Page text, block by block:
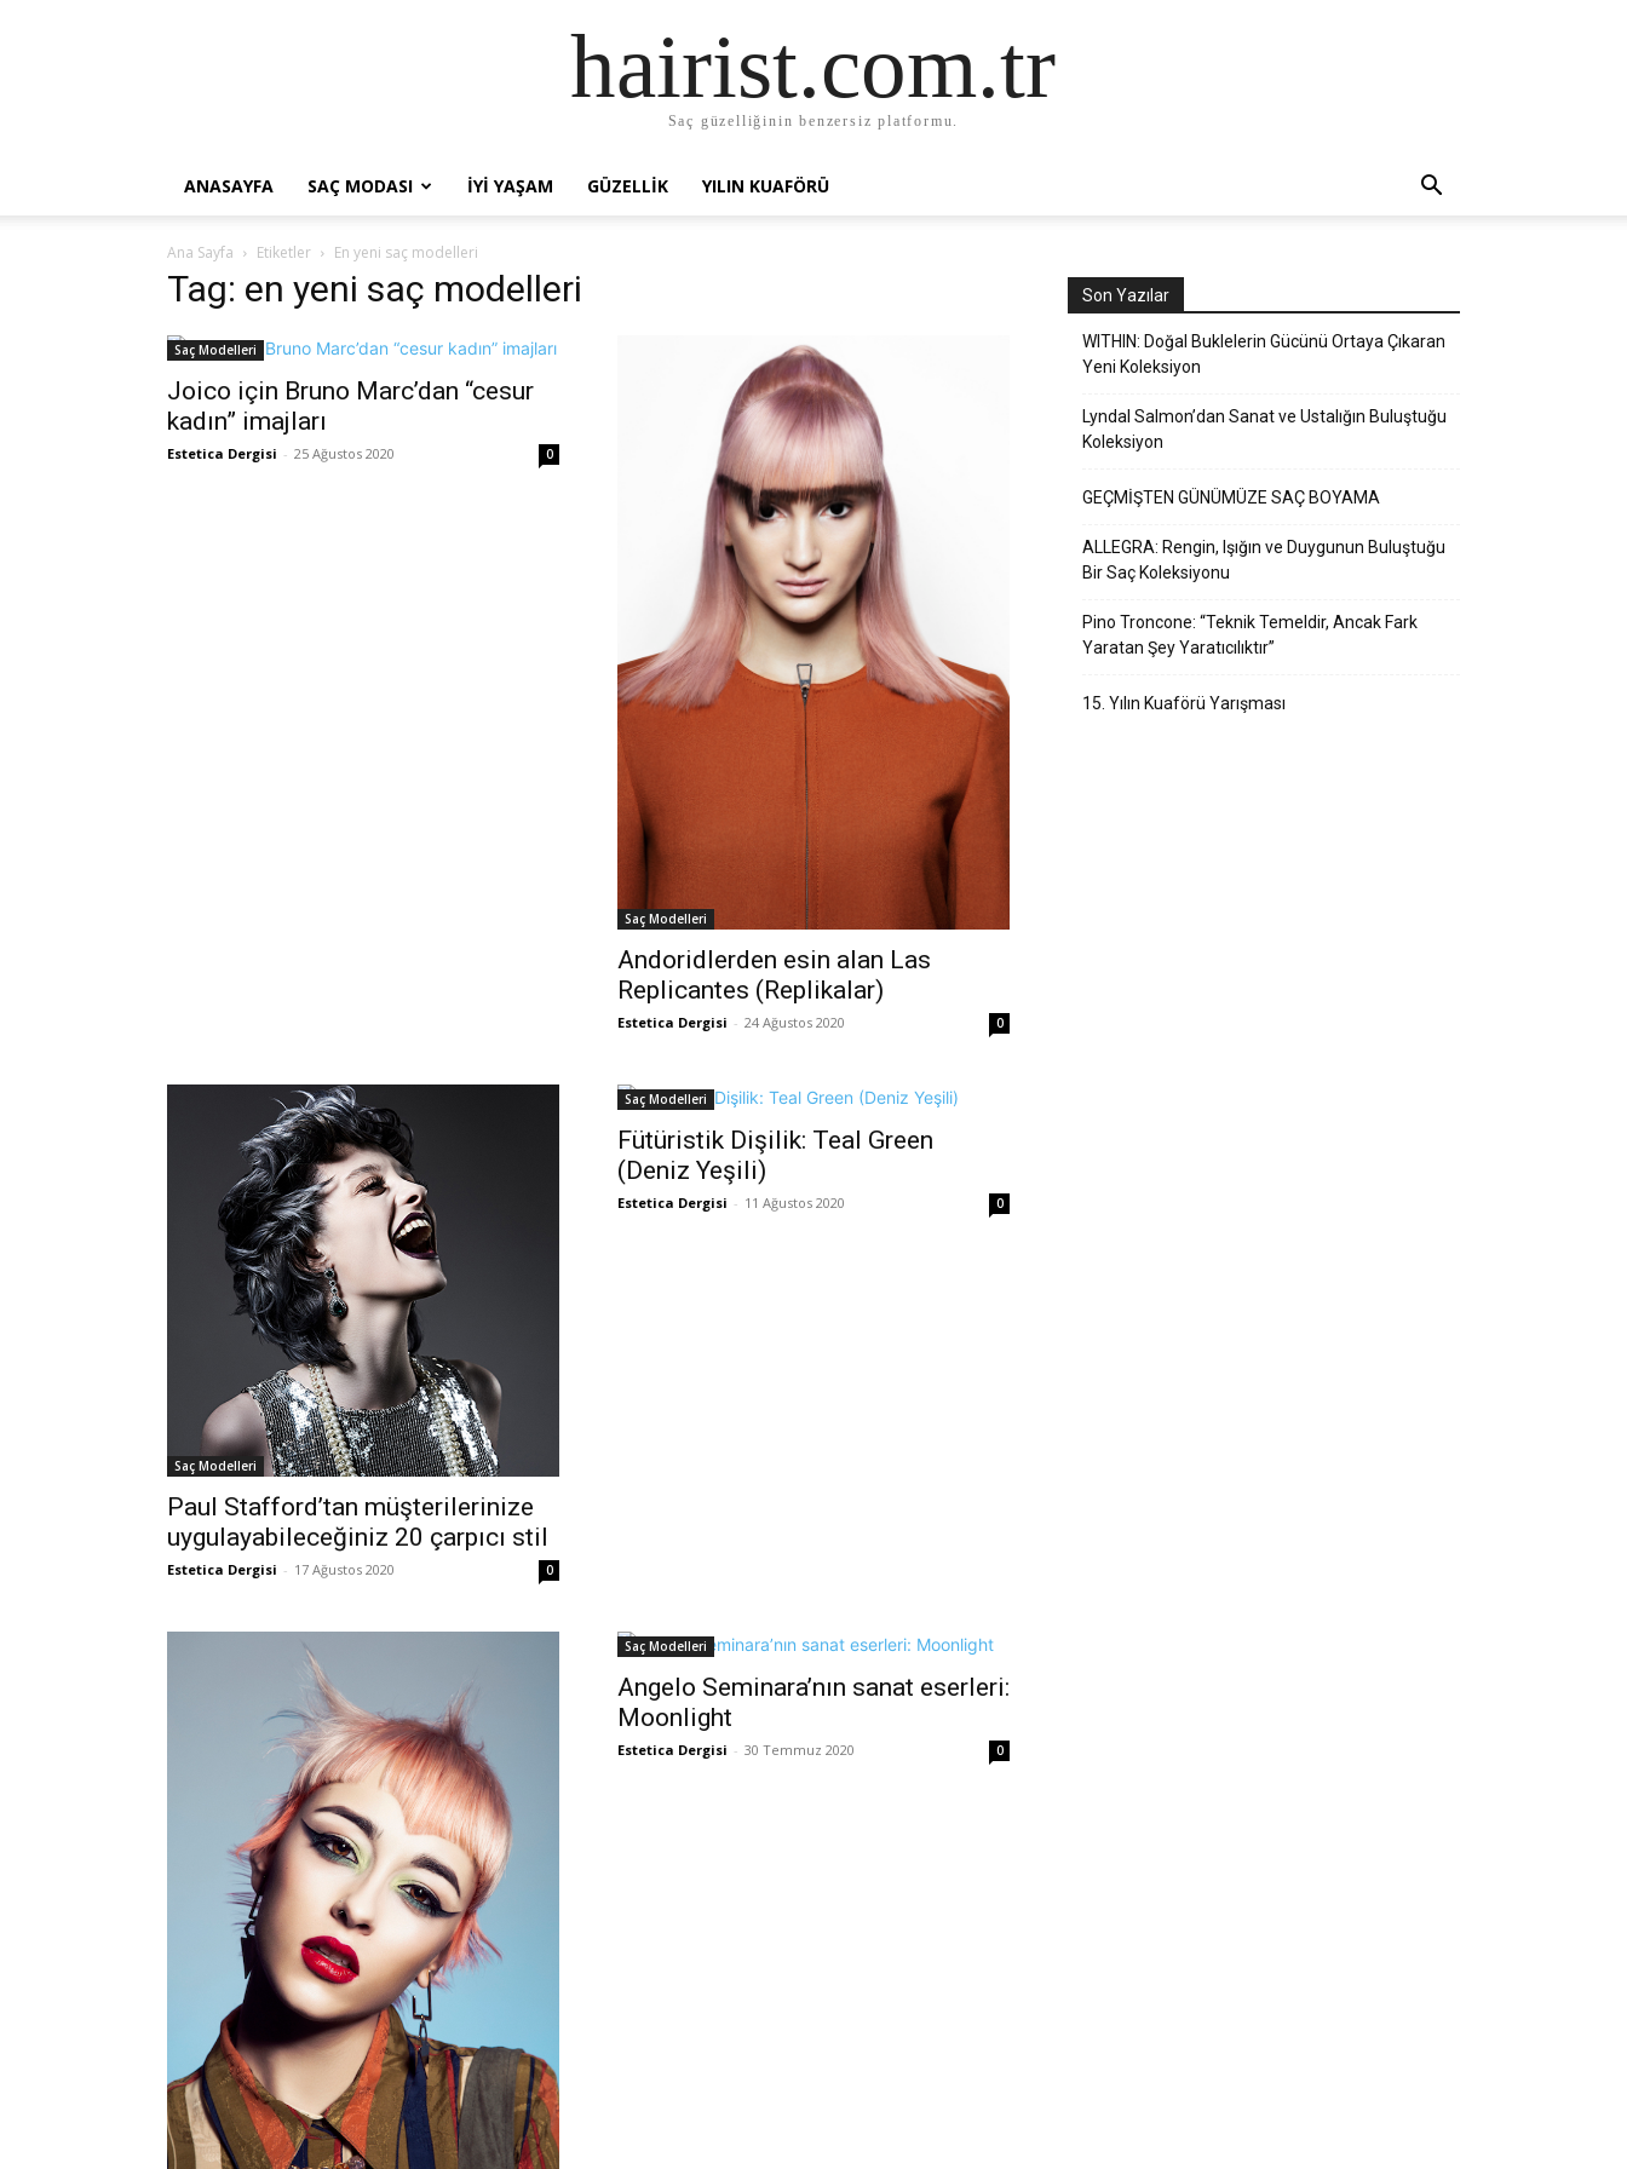
hairist.com.tr
Saç güzelliğinin benzersiz platformu.
ANASAYFA SAÇ MODASI İYI YAŞAM GÜZELLIK YILIN KUAFÖRÜ
Ana Sayfa Etiketler En yeni saç modelleri
Tag: en yeni saç modelleri
Saç Modelleri
Joico için Bruno Marc’dan “cesur
kadın” imajları
Estetica Dergisi - 25 Ağustos 2020 0
Saç Modelleri
Andoridlerden esin alan Las
Replicantes (Replikalar)
Estetica Dergisi - 24 Ağustos 2020 0
Saç Modelleri
Paul Stafford’tan müşterilerinize
uygulayabileceğiniz 20 çarpıcı stil
Estetica Dergisi - 17 Ağustos 2020 0
Saç Modelleri
Fütüristik Dişilik: Teal Green
(Deniz Yeşili)
Estetica Dergisi - 11 Ağustos 2020 0
Saç Modelleri
Angelo Seminara’nın sanat eserleri:
Moonlight
Estetica Dergisi - 30 Temmuz 2020 0
Son Yazılar
WITHIN: Doğal Buklelerin Gücünü Ortaya Çıkaran
Yeni Koleksiyon
Lyndal Salmon’dan Sanat ve Ustalığın Buluştuğu
Koleksiyon
GEÇMİŞTEN GÜNÜMÜZE SAÇ BOYAMA
ALLEGRA: Rengin, Işığın ve Duygunun Buluştuğu
Bir Saç Koleksiyonu
Pino Troncone: “Teknik Temeldir, Ancak Fark
Yaratan Şey Yaratıcılıktır”
15. Yılın Kuaförü Yarışması